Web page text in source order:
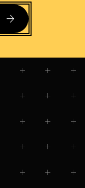
arrow_forward